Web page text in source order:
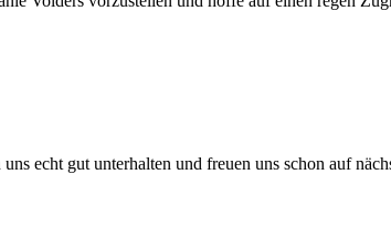
echt gut unterhalten und freuen uns schon auf